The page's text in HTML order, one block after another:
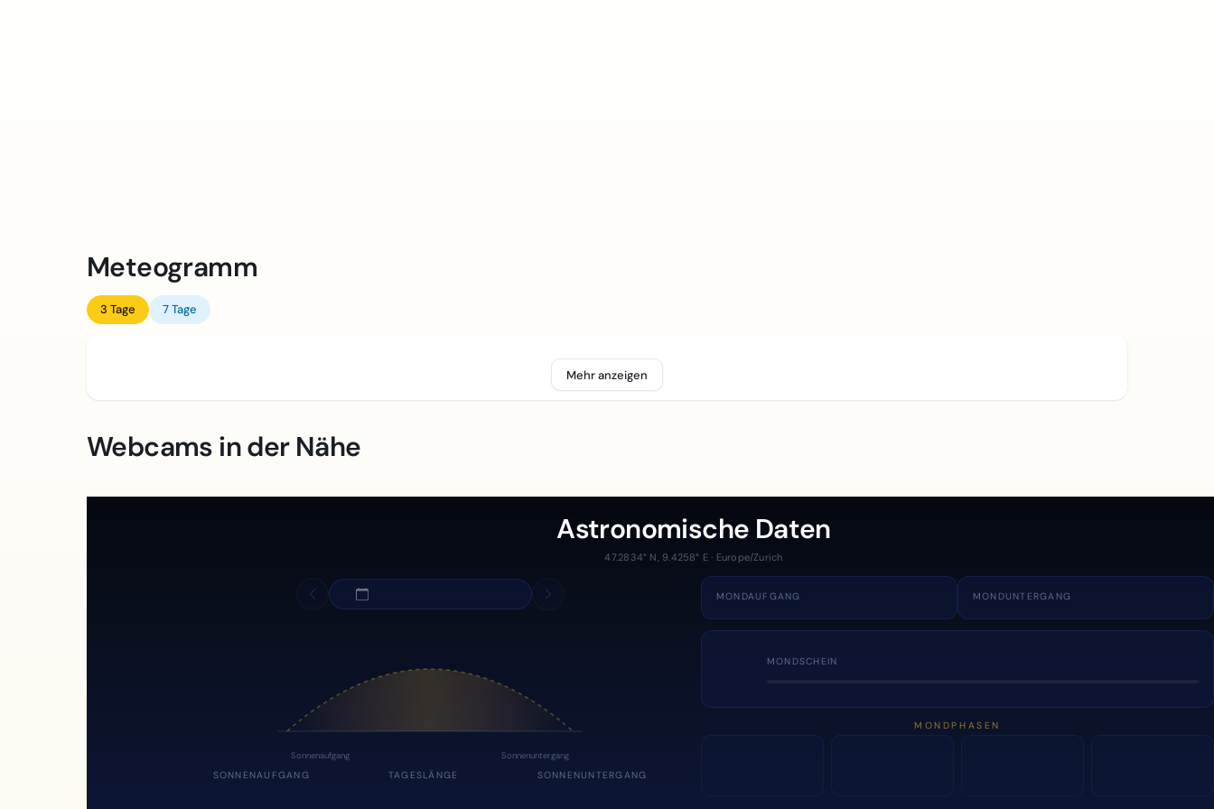
Meteogramm
3 Tage 7 Tage
Mehr anzeigen
Webcams in der Nähe
Astronomische Daten
47.2834° N, 9.4258° E · Europe/Zurich
Sonnenaufgang Sonnenuntergang
SONNENAUFGANG TAGESLÄNGE SONNENUNTERGANG
MONDAUFGANG MONDUNTERGANG
MONDSCHEIN
MONDPHASEN